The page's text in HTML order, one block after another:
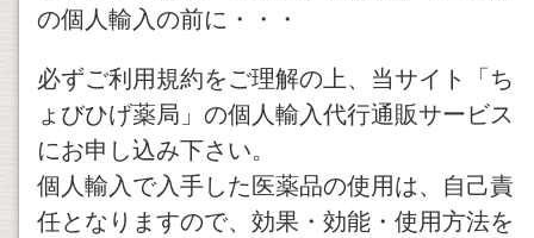
の個人輸入の前に・・・
必ずご利用規約をご理解の上、当サイト「ち
ょびひげ薬局」の個人輸入代行通販サービス
にお申し込み下さい。
個人輸入で入手した医薬品の使用は、自己責
任となりますので、効果・効能・使用方法を